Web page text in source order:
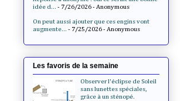
idée d... - 7/26/2026- Anonymous
On peut aussi ajouter que ces engins vont
augmente... - 7/25/2026- Anonymous
Les favoris de la semaine
Observer l'éclipse de Soleil
sans lunettes spéciales,
grâce à un sténopé.